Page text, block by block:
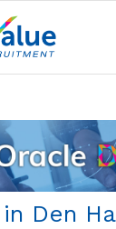
Den